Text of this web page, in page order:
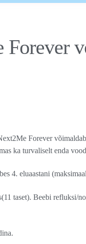
Forever
ka turvaliselt enda
4. eluaastani
taset). Beebi refluksi/